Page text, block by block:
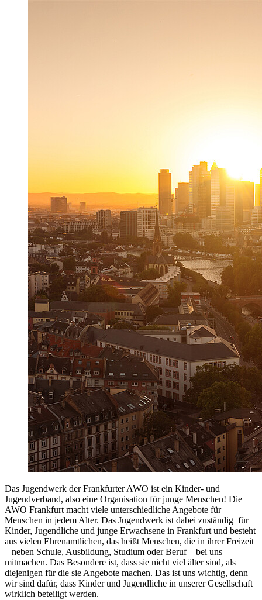
Das Jugendwerk der Frankfurter AWO ist ein Kinder- und
Jugendverband, also eine Organisation für junge Menschen! Die
AWO Frankfurt macht viele unterschiedliche Angebote für
Menschen in jedem Alter. Das Jugendwerk ist dabei zuständig für
Kinder, Jugendliche und junge Erwachsene in Frankfurt und besteht
aus vielen Ehrenamtlichen, das heißt Menschen, die in ihrer Freizeit
– neben Schule, Ausbildung, Studium oder Beruf – bei uns
mitmachen. Das Besondere ist, dass sie nicht viel älter sind, als
diejenigen für die sie Angebote machen. Das ist uns wichtig, denn
wir sind dafür, dass Kinder und Jugendliche in unserer Gesellschaft
wirklich beteiligt werden.